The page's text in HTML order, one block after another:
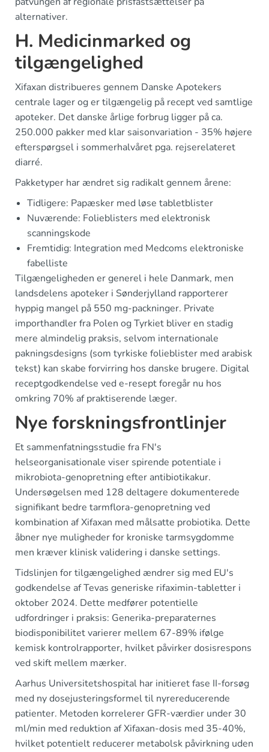
alternativer.
H. Medicinmarked og
tilgængelighed
Xifaxan distribueres gennem Danske Apotekers
centrale lager og er tilgængelig på recept ved samtlige
apoteker. Det danske årlige forbrug ligger på ca.
250.000 pakker med klar saisonvariation - 35% højere
efterspørgsel i sommerhalvåret pga. rejserelateret
diarré.
Pakketyper har ændret sig radikalt gennem årene:
Tidligere: Papæsker med løse tabletblister
Nuværende: Folieblisters med elektronisk
scanningskode
Fremtidig: Integration med Medcoms elektroniske
fabelliste
Tilgængeligheden er generel i hele Danmark, men
landsdelens apoteker i Sønderjylland rapporterer
hyppig mangel på 550 mg-packninger. Private
importhandler fra Polen og Tyrkiet bliver en stadig
mere almindelig praksis, selvom internationale
pakningsdesigns (som tyrkiske folieblister med arabisk
tekst) kan skabe forvirring hos danske brugere. Digital
receptgodkendelse ved e-resept foregår nu hos
omkring 70% af praktiserende læger.
Nye forskningsfrontlinjer
Et sammenfatningsstudie fra FN's
helseorganisationale viser spirende potentiale i
mikrobiota-genopretning efter antibiotikakur.
Undersøgelsen med 128 deltagere dokumenterede
signifikant bedre tarmflora-genopretning ved
kombination af Xifaxan med målsatte probiotika. Dette
åbner nye muligheder for kroniske tarmsygdomme
men kræver klinisk validering i danske settings.
Tidslinjen for tilgængelighed ændrer sig med EU's
godkendelse af Tevas generiske rifaximin-tabletter i
oktober 2024. Dette medfører potentielle
udfordringer i praksis: Generika-preparaternes
biodisponibilitet varierer mellem 67-89% ifølge
kemisk kontrolrapporter, hvilket påvirker dosisrespons
ved skift mellem mærker.
Aarhus Universitetshospital har initieret fase II-forsøg
med ny dosejusteringsformel til nyrereducerende
patienter. Metoden korrelerer GFR-værdier under 30
ml/min med reduktion af Xifaxan-dosis med 35-40%,
hvilket potentielt reducerer metabolsk påvirkning uden